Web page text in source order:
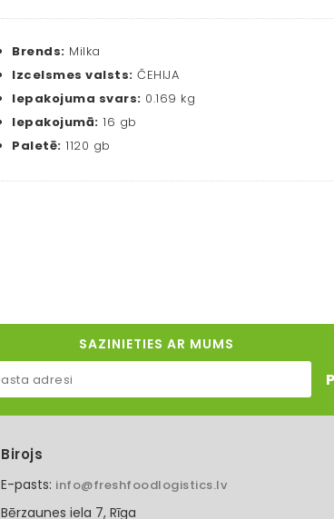
Brends: Milka
Izcelsmes valsts: ČEHIJA
Iepakojuma svars: 0.169 kg
Iepakojumā: 16 gb
Paletē: 1120 gb
SAZINIETIES AR MUMS
Birojs
E-pasts: info@freshfoodlogistics.lv
Bērzaunes iela 7, Rīga